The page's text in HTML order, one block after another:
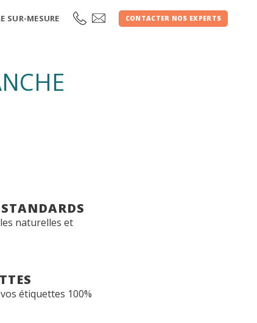
SUR-MESURE CONTACTER NOS EXPERTS
naturelles et
étiquettes 100%